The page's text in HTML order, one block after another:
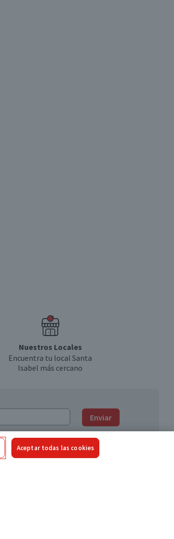
Nuestros Locales
Encuentra tu local Santa
Isabel más cercano
Enviar
Aceptar todas las cookies